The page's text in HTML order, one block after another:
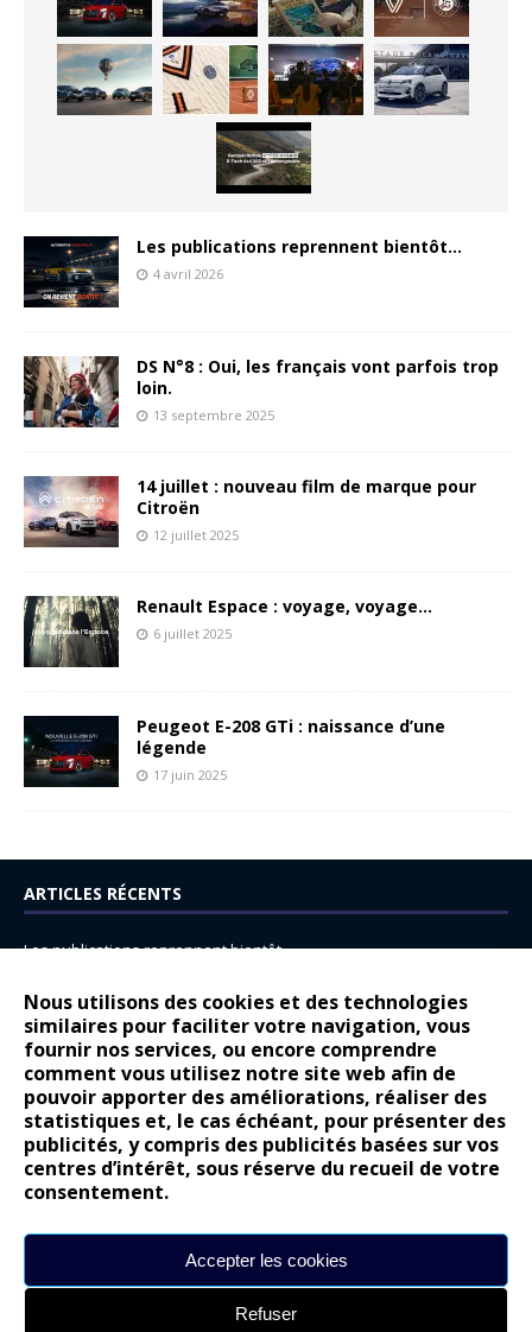
Nous utilisons des cookies et des technologies
similaires pour faciliter votre navigation, vous
fournir nos services, ou encore comprendre
comment vous utilisez notre site web afin de
pouvoir apporter des améliorations, réaliser des
statistiques et, le cas échéant, pour présenter des
publicités, y compris des publicités basées sur vos
centres d’intérêt, sous réserve du recueil de votre
consentement.
Accepter les cookies
Refuser
Les publications reprennent bientôt…
4 avril 2026
DS N°8 : Oui, les français vont parfois trop
loin.
13 septembre 2025
14 juillet : nouveau film de marque pour
Citroën
12 juillet 2025
Renault Espace : voyage, voyage…
6 juillet 2025
Peugeot E-208 GTi : naissance d’une
légende
17 juin 2025
ARTICLES RÉCENTS
Les publications reprennent bientôt…
14 juillet : nouveau film de marque pour Citroën
Renault Espace : voyage, voyage…
Peugeot E-208 GTi : naissance d’une légende
COMMENTAIRES RÉCENTS
Bernard Dardartdans
Gilly
gyo
Lancia Ypsilon : naturellement envoûtante ?